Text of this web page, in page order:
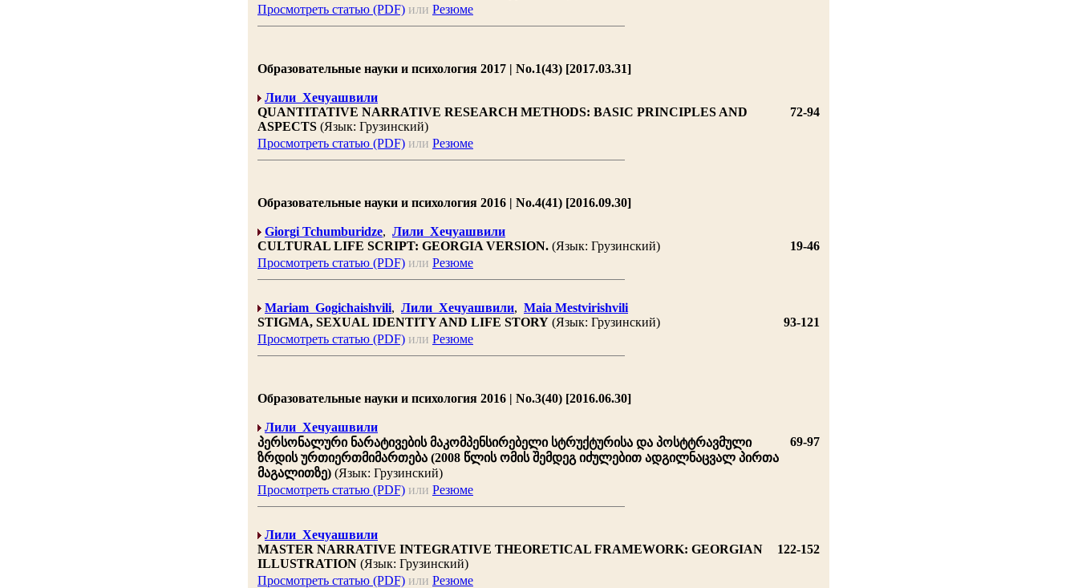
Просмотреть статью (PDF) или Резюме
Образовательные науки и психология 2017 | No.1(43) [2017.03.31]
Лили Хечуашвили
QUANTITATIVE NARRATIVE RESEARCH METHODS: BASIC PRINCIPLES AND
ASPECTS (Язык: Грузинский)
72-94
Просмотреть статью (PDF) или Резюме
Образовательные науки и психология 2016 | No.4(41) [2016.09.30]
Giorgi Tchumburidze, Лили Хечуашвили
CULTURAL LIFE SCRIPT: GEORGIA VERSION. (Язык: Грузинский)
19-46
Просмотреть статью (PDF) или Резюме
Mariam Gogichaishvili, Лили Хечуашвили, Maia Mestvirishvili
STIGMA, SEXUAL IDENTITY AND LIFE STORY (Язык: Грузинский)
93-121
Просмотреть статью (PDF) или Резюме
Образовательные науки и психология 2016 | No.3(40) [2016.06.30]
Лили Хечуашвили
პერსონალური ნარატივების მაკომპენსირებელი სტრუქტურისა და პოსტტრავმული
ზრდის ურთიერთმიმართება (2008 წლის ომის შემდეგ იძულებით ადგილნაცვალ პირთა
მაგალითზე) (Язык: Грузинский)
69-97
Просмотреть статью (PDF) или Резюме
Лили Хечуашвили
MASTER NARRATIVE INTEGRATIVE THEORETICAL FRAMEWORK: GEORGIAN
ILLUSTRATION (Язык: Грузинский)
122-152
Просмотреть статью (PDF) или Резюме